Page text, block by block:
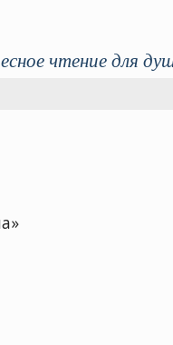
чтение для